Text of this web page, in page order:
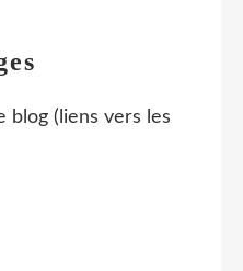
blog (liens vers les